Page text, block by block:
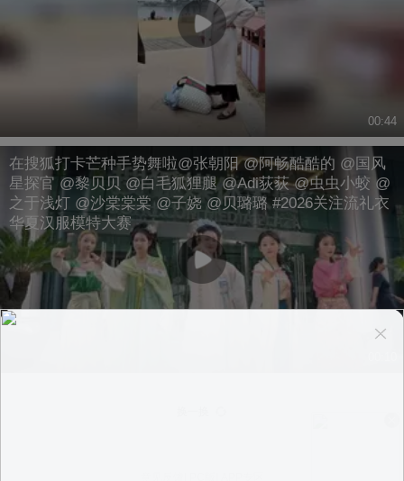
00:44
在搜狐打卡芒种手势舞啦@张朝阳 @阿畅酷酷的 @国风
星探官 @黎贝贝 @白毛狐狸腿 @Adi荻荻 @虫虫小蛟 @
之于浅灯 @沙棠棠棠 @子娆 @贝璐璐 #2026关注流礼衣
华夏汉服模特大赛